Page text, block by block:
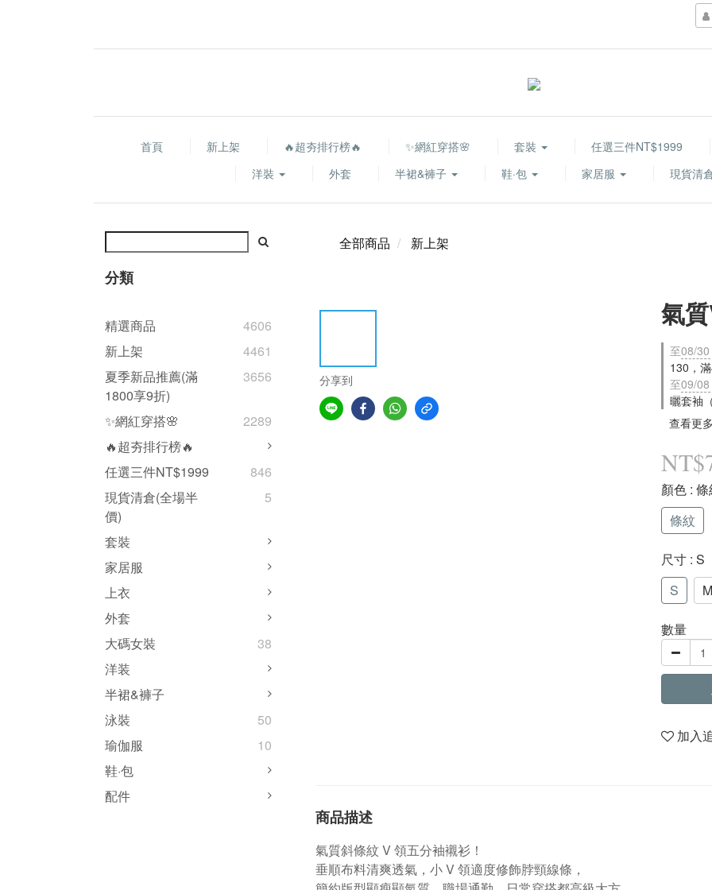
首頁 新上架 🔥超夯排行榜🔥 ✨網紅穿搭🌸 套裝
任選三件NT$1999
洋裝
外套 半裙&褲子 鞋·包 家居服 現貨清
分類
精選商品
4606
新上架
4461
夏季新品推薦(滿
1800享9折)
3656
✨網紅穿搭🌸
2289
🔥超夯排行榜🔥
任選三件NT$1999
846
現貨清倉(全場半
價)
5
套裝
家居服
上衣
外套
大碼女裝
38
洋装
半裙&褲子
泳裝
50
瑜伽服
10
鞋·包
配件
全部商品 新上架
分享到
氣
至08/
130，
至09/
曬套袖
查看更
顏色 :
條紋
尺寸 : S
S
M
數量
加入
商品描述
氣質斜條紋 V 領五分袖襯衫！
垂順布料清爽透氣，小 V 領適度修飾脖頸線條，